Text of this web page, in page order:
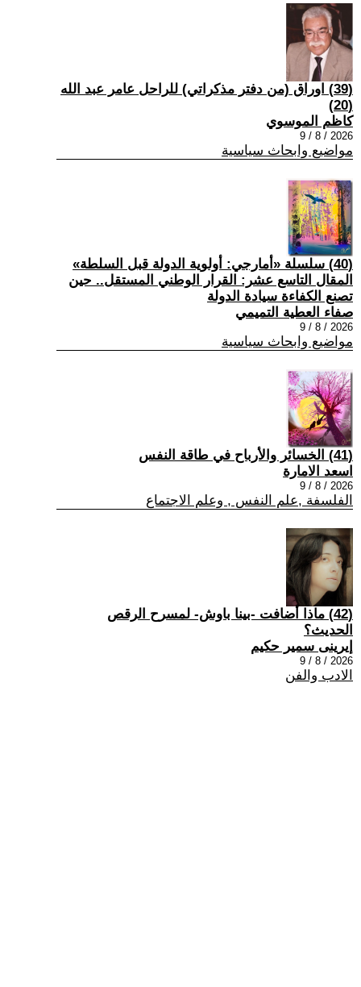
(39) اوراق (من دفتر مذكراتي) للراحل عامر عبد الله
(20)
كاظم الموسوي
2026 / 8 / 9
مواضيع وابحاث سياسية
(40) سلسلة «أمارجي: أولوية الدولة قبل السلطة»
المقال التاسع عشر: القرار الوطني المستقل.. حين
تصنع الكفاءة سيادة الدولة
صفاء العطية التميمي
2026 / 8 / 9
مواضيع وابحاث سياسية
(41) الخسائر والأرباح في طاقة النفس
اسعد الامارة
2026 / 8 / 9
الفلسفة ,علم النفس , وعلم الاجتماع
(42) ماذا أضافت -بينا باوش- لمسرح الرقص
الحديث؟
إيرينى سمير حكيم
2026 / 8 / 9
الادب والفن